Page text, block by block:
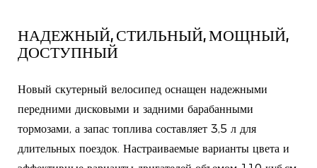
НАДЕЖНЫЙ, СТИЛЬНЫЙ, МОЩНЫЙ,
ДОСТУПНЫЙ
Новый скутерный велосипед оснащен надежными
передними дисковыми и задними барабанными
тормозами, а запас топлива составляет 3,5 л для
длительных поездок. Настраиваемые варианты цвета и